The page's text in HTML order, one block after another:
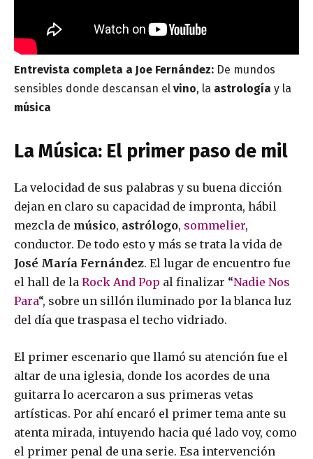
Entrevista completa a Joe Fernández: De mundos
sensibles donde descansan el vino, la astrología y la
música
La Música: El primer paso de mil
La velocidad de sus palabras y su buena dicción
dejan en claro su capacidad de impronta, hábil
mezcla de músico, astrólogo, sommelier,
conductor. De todo esto y más se trata la vida de
José María Fernández. El lugar de encuentro fue
el hall de la Rock And Pop al finalizar “Nadie Nos
Para“, sobre un sillón iluminado por la blanca luz
del día que traspasa el techo vidriado.
El primer escenario que llamó su atención fue el
altar de una iglesia, donde los acordes de una
guitarra lo acercaron a sus primeras vetas
artísticas. Por ahí encaró el primer tema ante su
atenta mirada, intuyendo hacia qué lado voy, como
el primer penal de una serie. Esa intervención